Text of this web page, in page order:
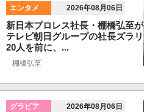
エンタメ 2026年08月06日
新日本プロレス社長・棚橋弘至が
テレビ朝日グループの社長ズラリ
20人を前に、...
棚橋弘至
グラビア 2026年08月06日